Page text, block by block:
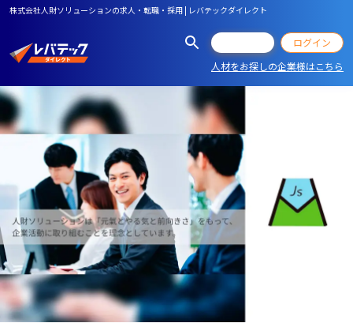
株式会社人財ソリューションの求人・転職・採用 | レバテックダイレクト
ログイン
人材をお探しの企業様はこちら